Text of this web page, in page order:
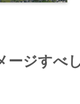
ージすべ